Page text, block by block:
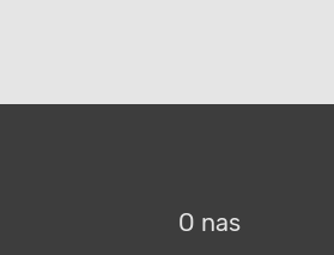
O nas